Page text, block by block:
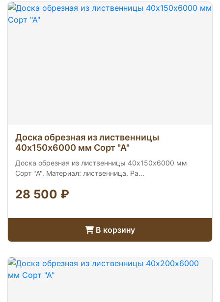
Доска обрезная из лиственницы
40х150х6000 мм Сорт "А"
Доска обрезная из лиственницы 40х150х6000 мм
Сорт "А". Материал: лиственница. Ра...
28 500 ₽
В корзину